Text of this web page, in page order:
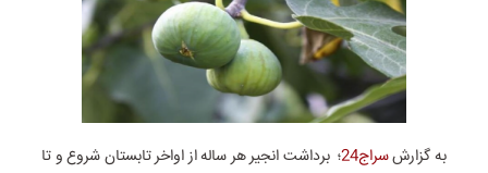
به گزارشسراج24
؛ برداشت انجیر هر ساله از اواخر تابستان شروع و تا